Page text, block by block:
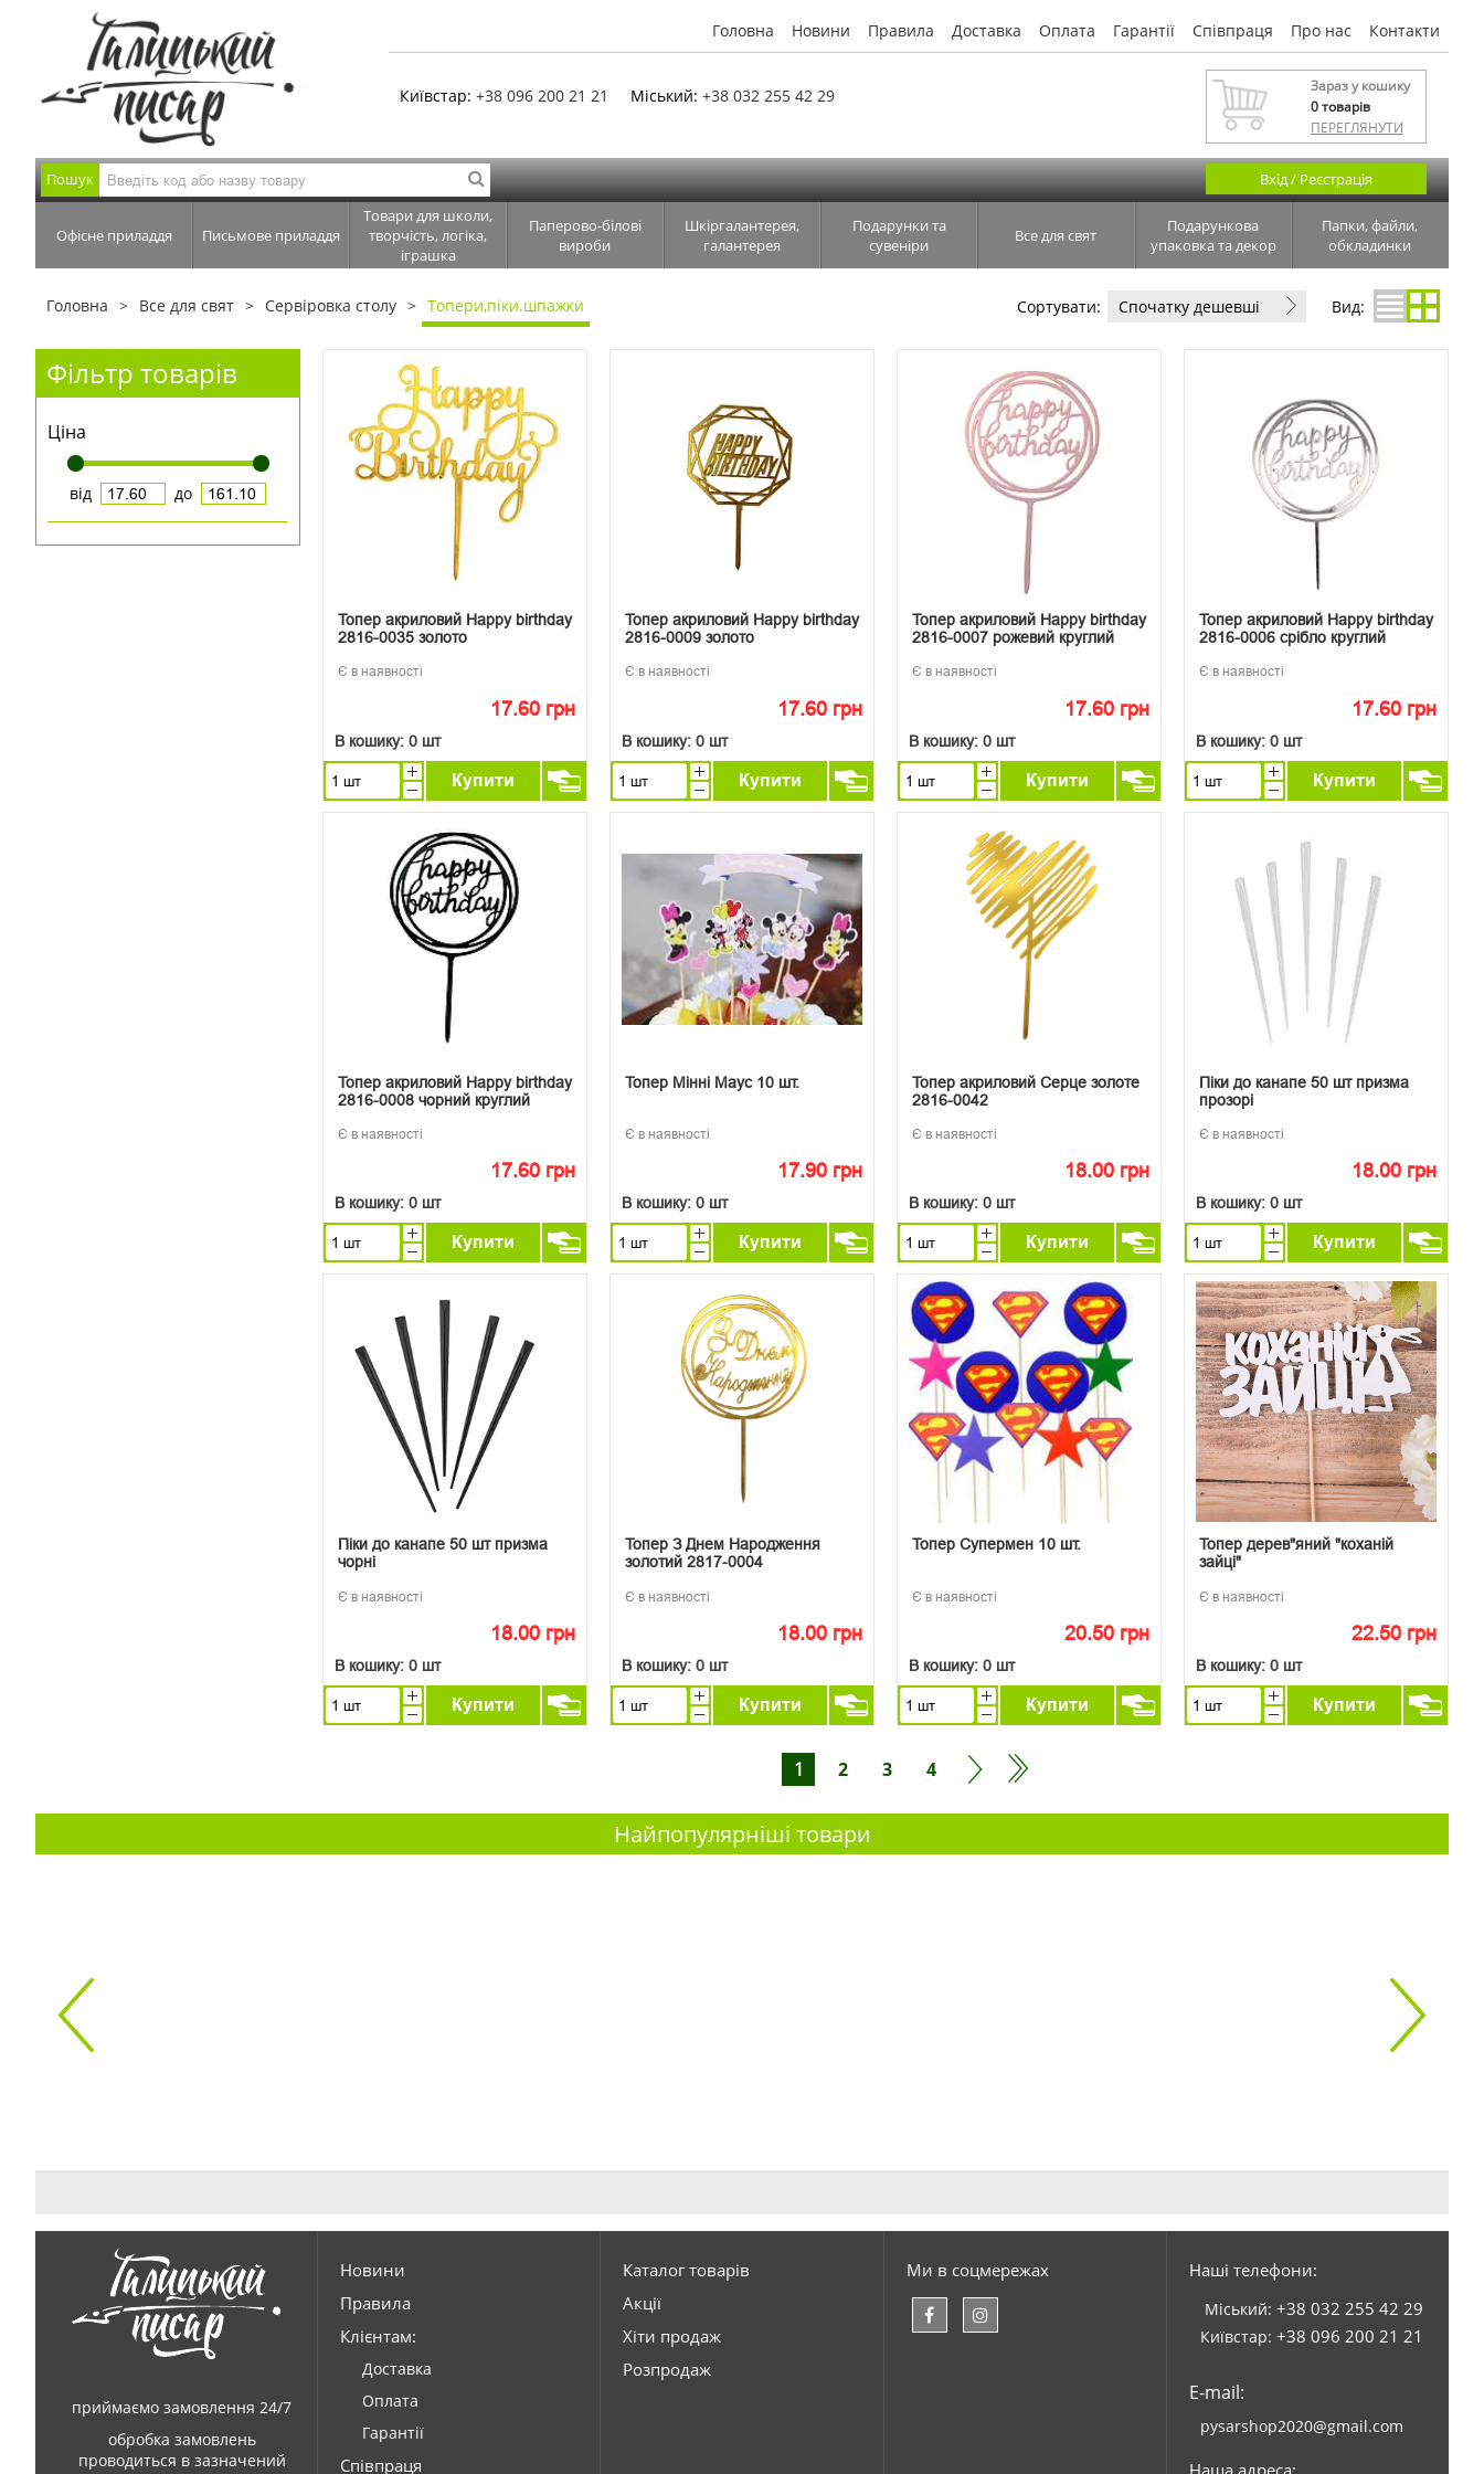
Головна Новини Правила Доставка Оплата Гарантії Співпраця Про нас Контакти
Київстар: +38 096 200 21 21 Міський: +38 032 255 42 29
Зараз у кошику
0товарів
ПЕРЕГЛЯНУТИ
Пошук Вхід / Реєстрація
Офісне приладдя Письмове приладдя
Товари для школи,
творчість, логіка,
іграшка
Паперово-білові
вироби
Шкіргалантерея,
галантерея
Подарунки та
сувеніри
Все для свят
Подарункова
упаковка та декор
Папки, файли,
обкладинки
Головна Все для свят Сервіровка столу Топери,піки.шпажки Сортувати: Спочатку дешевші Вид:
Фільтр товарів
Ціна
від до
Топер акриловий Happy birthday
2816-0035 золото
Є в наявності
17.60 грн
В кошику: 0 шт
Купити
Топер акриловий Happy birthday
2816-0009 золото
Є в наявності
17.60 грн
В кошику: 0 шт
Купити
Топер акриловий Happy birthday
2816-0007 рожевий круглий
Є в наявності
17.60 грн
В кошику: 0 шт
Купити
Топер акриловий Happy birthday
2816-0006 срібло круглий
Є в наявності
17.60 грн
В кошику: 0 шт
Купити
Топер акриловий Happy birthday
2816-0008 чорний круглий
Є в наявності
17.60 грн
В кошику: 0 шт
Купити
Топер Мінні Маус 10 шт.
Є в наявності
17.90 грн
В кошику: 0 шт
Купити
Топер акриловий Серце золоте
2816-0042
Є в наявності
18.00 грн
В кошику: 0 шт
Купити
Піки до канапе 50 шт призма
прозорі
Є в наявності
18.00 грн
В кошику: 0 шт
Купити
Піки до канапе 50 шт призма
чорні
Є в наявності
18.00 грн
В кошику: 0 шт
Купити
Топер З Днем Народження
золотий 2817-0004
Є в наявності
18.00 грн
В кошику: 0 шт
Купити
Топер Супермен 10 шт.
Є в наявності
20.50 грн
В кошику: 0 шт
Купити
Топер дерев"яний "коханій
зайці"
Є в наявності
22.50 грн
В кошику: 0 шт
Купити
1 2 3 4
Найпопулярніші товари
приймаємо замовлення 24/7
обробка замовлень
проводиться в зазначений
Новини
Правила
Клієнтам:
Доставка
Оплата
Гарантії
Співпраця
Каталог товарів
Акції
Хіти продаж
Розпродаж
Ми в соцмережах Наші телефони:
Міський: +38 032 255 42 29
Київстар: +38 096 200 21 21
E-mail:
pysarshop2020@gmail.com
Наша адреса: